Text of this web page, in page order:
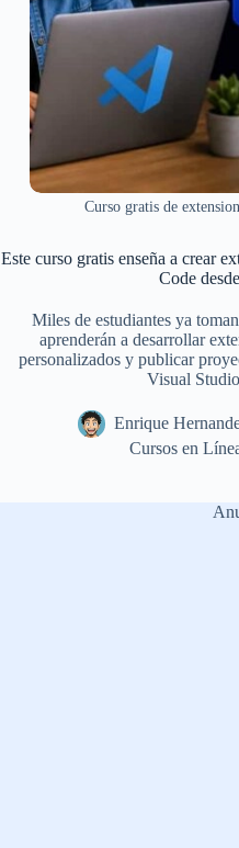
Curso gratis de
Este curso gratis enseña a crear
Code
Miles de estudiantes ya
aprenderán a desarrollar
personalizados y publicar
Visual
Enrique
Cursos en